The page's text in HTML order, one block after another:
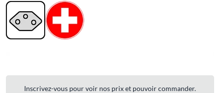
Inscrivez-vous pour voir nos prix et pouvoir commander.